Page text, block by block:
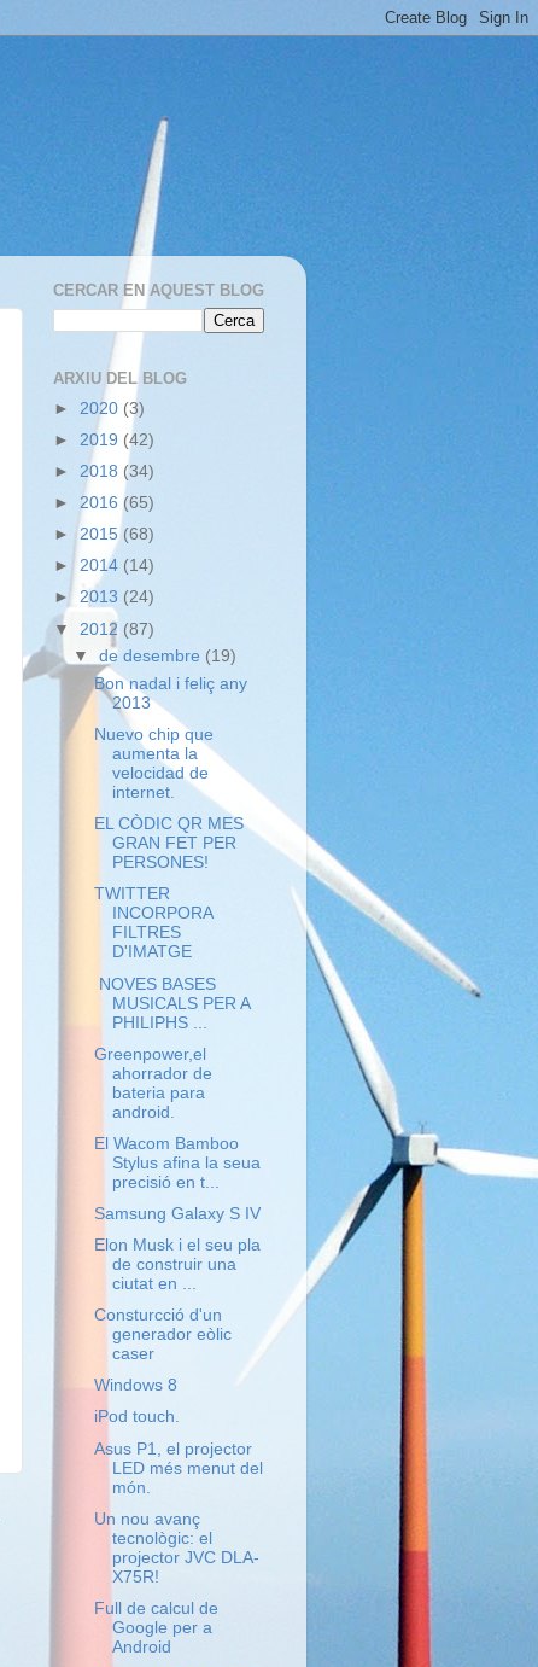
CERCAR EN AQUEST BLOG
ARXIU DEL BLOG
► 2020 (3)
► 2019 (42)
► 2018 (34)
► 2016 (65)
► 2015 (68)
► 2014 (14)
► 2013 (24)
▼ 2012 (87)
▼de desembre (19)
Bon nadal i feliç any
2013
Nuevo chip que
aumenta la
velocidad de
internet.
EL CÒDIC QR MES
GRAN FET PER
PERSONES!
TWITTER
INCORPORA
FILTRES
D'IMATGE
NOVES BASES
MUSICALS PER A
PHILIPHS ...
Greenpower,el
ahorrador de
bateria para
android.
El Wacom Bamboo
Stylus afina la seua
precisió en t...
Samsung Galaxy S IV
Elon Musk i el seu pla
de construir una
ciutat en ...
Consturcció d'un
generador eòlic
caser
Windows 8
iPod touch.
Asus P1, el projector
LED més menut del
món.
Un nou avanç
tecnològic: el
projector JVC DLA-
X75R!
Full de calcul de
Google per a
Android